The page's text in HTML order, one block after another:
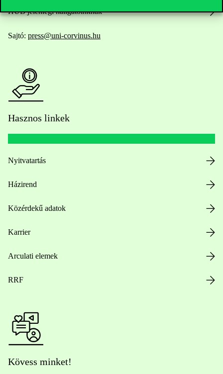
HUB jelenlegi hallgatóinknak
Sajtó: press@uni-corvinus.hu
Hasznos linkek
Nyitvatartás
Házirend
Közérdekű adatok
Karrier
Arculati elemek
RRF
Kövess minket!